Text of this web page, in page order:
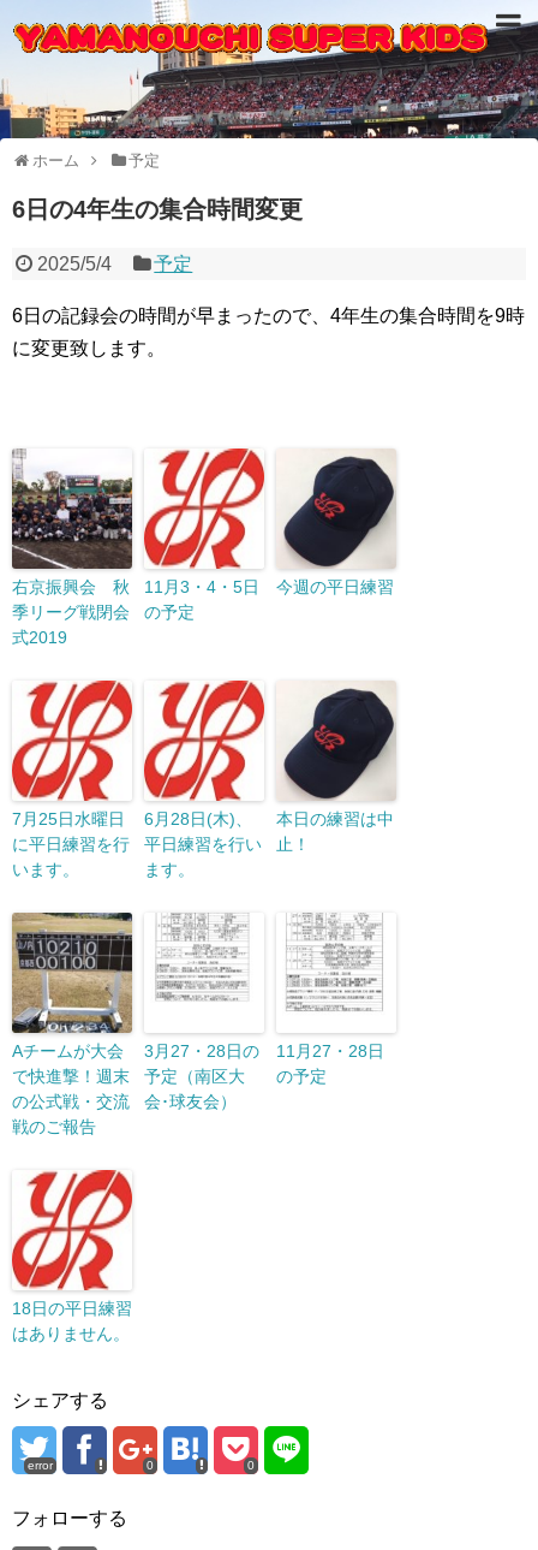
ホーム 予定
6日の4年生の集合時間変更
2025/5/4 予定
6日の記録会の時間が早まったので、4年生の集合時間を9時
に変更致します。
右京振興会 秋
季リーグ戦閉会
式2019
11月3・4・5日
の予定
今週の平日練習
7月25日水曜日
に平日練習を行
います。
6月28日(木)、
平日練習を行い
ます。
本日の練習は中
止！
Aチームが大会
で快進撃！週末
の公式戦・交流
戦のご報告
3月27・28日の
予定（南区大
会･球友会）
11月27・28日
の予定
18日の平日練習
はありません。
シェアする
error 0 0
フォローする